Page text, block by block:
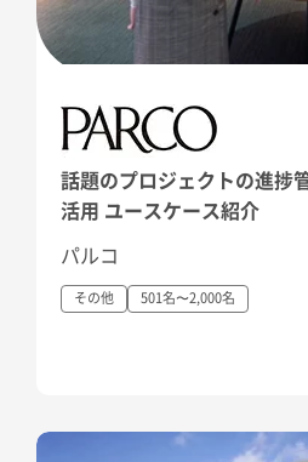
話題のプロジェクトの進捗
活用 ユースケース紹介
パルコ
その他 501名〜2,000名